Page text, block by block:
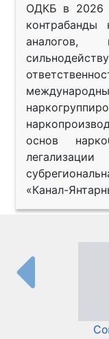
ОДКБ в 2026
контрабанды
аналогов,
основ
«Канал-